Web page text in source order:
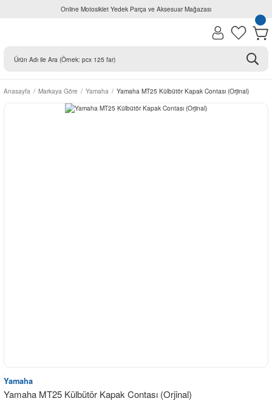
Online Motosiklet Yedek Parça ve Aksesuar Mağazası
Anasayfa Markaya Göre Yamaha Yamaha MT25 Külbütör Kapak Contası (Orjinal)
Yamaha
Yamaha MT25 Külbütör Kapak Contası (Orjinal)